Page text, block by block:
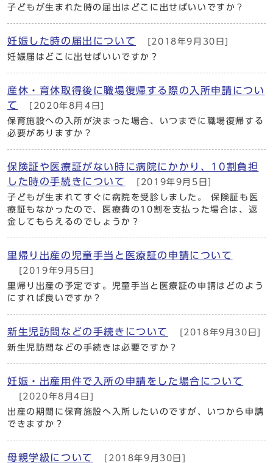
子どもが生まれた時の届出はどこに出せばいいですか？
妊娠した時の届出について
[2018年9月30日]
妊娠届はどこに出せばいいですか？
産休・育休取得後に職場復帰する際の入所申請につい
て
[2020年8月4日]
保育施設への入所が決まった場合、いつまでに職場復帰する
必要がありますか？
保険証や医療証がない時に病院にかかり、10割負担
した時の手続きについて
[2019年9月5日]
子どもが生まれてすぐに病院を受診しました。 保険証も医
療証もなかったので、医療費の10割を支払った場合は、返
金してもらえるのでしょうか？
里帰り出産の児童手当と医療証の申請について
[2019年9月5日]
里帰り出産の予定です。児童手当と医療証の申請はどのよう
にすれば良いですか？
新生児訪問などの手続きについて
[2018年9月30日]
新生児訪問などの手続きは必要ですか？
妊娠・出産用件で入所の申請をした場合について
[2020年8月4日]
出産の期間に保育施設へ入所したいのですが、いつから申請
できますか？
母親学級について
[2018年9月30日]